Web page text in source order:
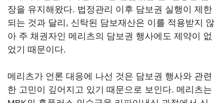
장을 유지해왔다. 법정관리 이후 담보권 실행이 제한
되는 것과 달리, 신탁된 담보재산은 이를 적용받지 않
아 주 채권자인 메리츠의 담보권 행사에도 제약이 없
었기 때문이다.
메리츠가 언론 대응에 나선 것은 담보권 행사와 관련
한 고민이 깊어지고 있기 때문으로 보인다. 메리츠는